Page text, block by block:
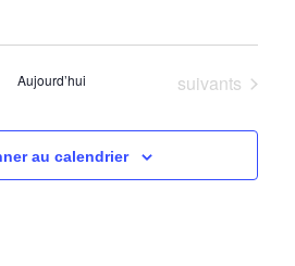
Aujourd’hui Évènements
suivants
au calendrier